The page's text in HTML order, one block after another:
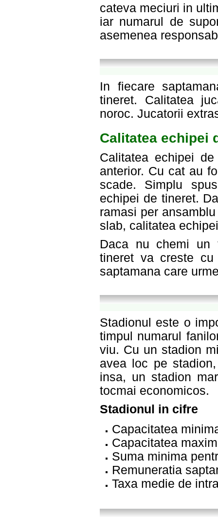
cateva meciuri in
iar numarul de
asemenea
In fiecare
tineret. Calitatea
noroc. Jucatorii
Calitatea echipei
Calitatea echipei
anterior. Cu cat au
scade. Simplu
echipei de tineret.
ramasi per
slab, calitatea
Daca nu chemi un
tineret va creste
saptamana care
Stadionul este o
timpul numarul
viu. Cu un stadion
avea loc pe
insa, un stadion
tocmai economicos.
Stadionul in cifre
Capacitatea
Capacitatea
Suma minima
Remuneratia
Taxa medie de